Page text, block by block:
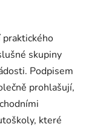
praktického
skupiny
Podpisem
prohlašují,
které